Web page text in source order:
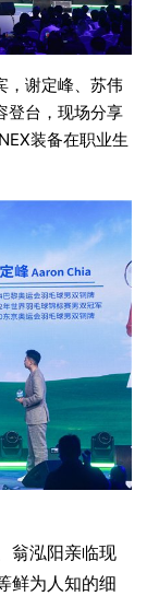
谢定峰、苏伟
登台，现场分享
装备在职业生
泓阳亲临现
鲜为人知的细